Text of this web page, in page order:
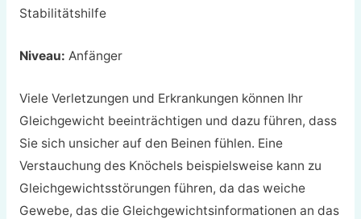
Stabilitätshilfe
Niveau: Anfänger
Viele Verletzungen und Erkrankungen können Ihr
Gleichgewicht beeinträchtigen und dazu führen, dass
Sie sich unsicher auf den Beinen fühlen. Eine
Verstauchung des Knöchels beispielsweise kann zu
Gleichgewichtsstörungen führen, da das weiche
Gewebe, das die Gleichgewichtsinformationen an das